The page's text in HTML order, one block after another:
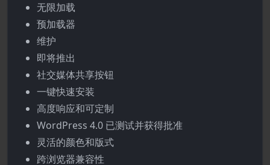
无限加载
预加载器
维护
即将推出
社交媒体共享按钮
一键快速安装
高度响应和可定制
WordPress 4.0 已测试并获得批准
灵活的颜色和版式
跨浏览器兼容性